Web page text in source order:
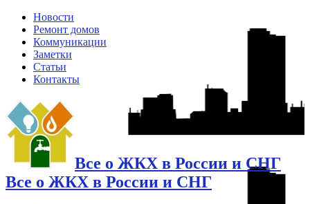
Новости
Ремонт домов
Коммуникации
Заметки
Статьи
Контакты
Все о ЖКХ в России и СНГ
Все о ЖКХ в России и СНГ